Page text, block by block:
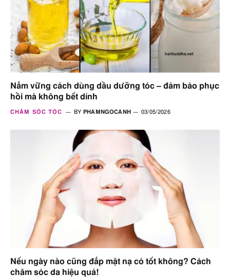
Nắm vững cách dùng dầu dưỡng tóc – đảm bảo phục
hồi mà không bết dính
CHĂM SÓC TÓC BY PHAMNGOCANH 03/05/2026
Nếu ngày nào cũng đắp mặt nạ có tốt không? Cách
chăm sóc da hiệu quả!